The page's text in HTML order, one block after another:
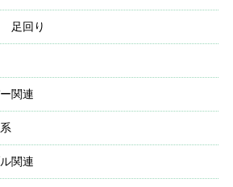
足回り
関連
関連